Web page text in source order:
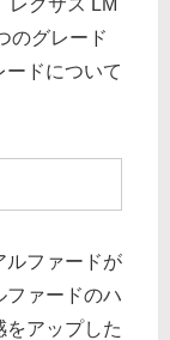
のグレード
ードについて
ルファードが
ファードのハ
をアップした